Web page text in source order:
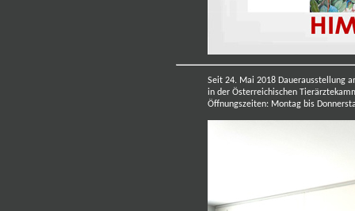
Seit 24. Mai 2018 Dauerausstellung
in der Österreichischen
Öffnungszeiten: Montag bis